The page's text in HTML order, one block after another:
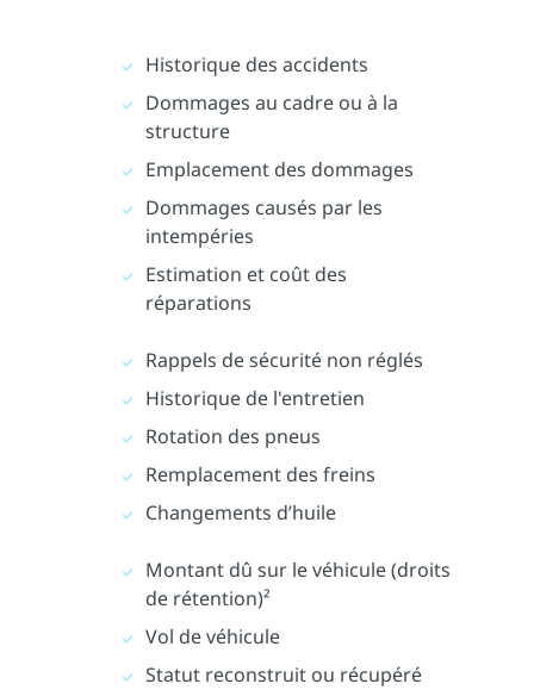
Historique des accidents
Dommages au cadre ou à la
structure
Emplacement des dommages
Dommages causés par les
intempéries
Estimation et coût des
réparations
Rappels de sécurité non réglés
Historique de l'entretien
Rotation des pneus
Remplacement des freins
Changements d’huile
Montant dû sur le véhicule (droits
de rétention)²
Vol de véhicule
Statut reconstruit ou récupéré